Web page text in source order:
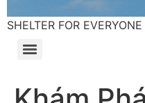
SHELTER FOR EVERYONE